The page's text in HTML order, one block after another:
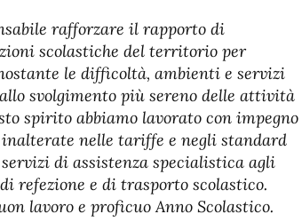
rafforzare il rapporto di
scolastiche del territorio per
le difficoltà, ambienti e servizi
svolgimento più sereno delle attività
spirito abbiamo lavorato con impegno
nelle tariffe e negli standard
di assistenza specialistica agli
refezione e di trasporto scolastico.
lavoro e proficuo Anno Scolastico.